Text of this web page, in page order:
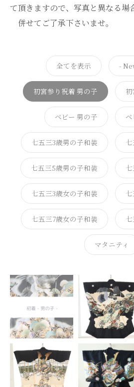
て頂きますので、写真と異なる場
併せてご了承下さいませ。
全てを表示 -
初宮参り祝着 男の子
ベビー 男の子
七五三3歳男の子和装
七五三5歳男の子和装
七五三3歳女の子和装
七五三7歳女の子和装
マタニティ